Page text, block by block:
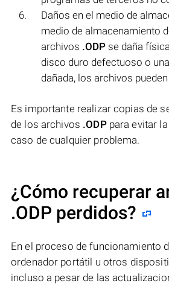
Daños en el medio de
medio de almacenamiento
archivos .ODP se daña
disco duro defectuoso o
dañada, los archivos
Es importante realizar copias de
de los archivos .ODPpara evitar la
caso de cualquier problema.
¿Cómo recuperar
.ODP perdidos?
En el proceso de funcionamiento
ordenador portátil u otros
incluso a pesar de las